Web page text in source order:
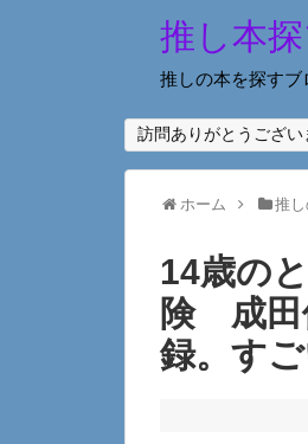
推し本
推しの本を探す
訪問ありがとうござい
ホーム 推
14歳の
険 成田
録。すご